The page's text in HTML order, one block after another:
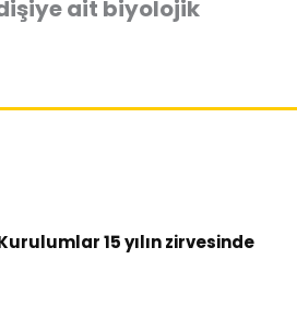
ait biyolojik
15 yılın zirvesinde